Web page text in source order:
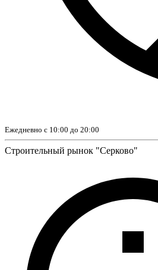
Ежедневно с 10:00 до 20:00
Строительный рынок "Серково"